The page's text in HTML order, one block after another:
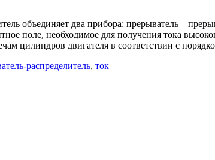
объединяет два прибора: прерыватель –
поле, необходимое для получения тока
цилиндров двигателя в соответствии с
распределитель, ток